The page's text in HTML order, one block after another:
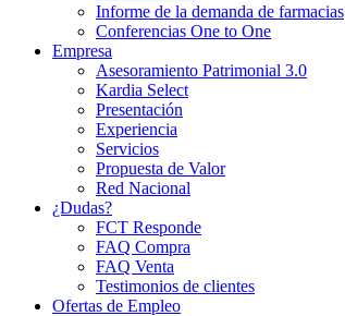
Informe de la demanda de farmacias
Conferencias One to One
Empresa
Asesoramiento Patrimonial 3.0
Kardia Select
Presentación
Experiencia
Servicios
Propuesta de Valor
Red Nacional
¿Dudas?
FCT Responde
FAQ Compra
FAQ Venta
Testimonios de clientes
Ofertas de Empleo